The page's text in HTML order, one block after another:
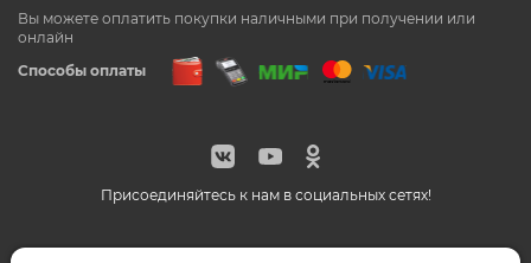
Присоединяйтесь к нам в социальных сетях!
Способы оплаты
Вы можете оплатить покупки наличными при получении или
онлайн